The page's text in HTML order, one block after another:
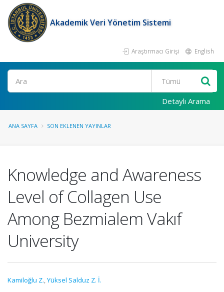
Akademik Veri Yönetim Sistemi
Araştırmacı Girişi English
Ara
Detaylı Arama
ANA SAYFA SON EKLENEN YAYINLAR
Knowledge and Awareness
Level of Collagen Use
Among Bezmialem Vakıf
University
Kamiloğlu Z.,Yüksel Salduz Z. İ.